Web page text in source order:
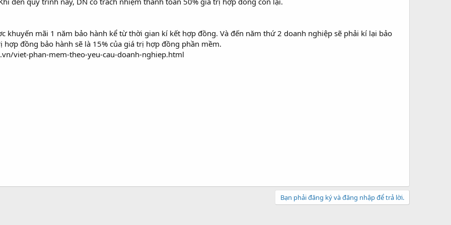
khuyến mãi 1 năm bảo hành kể từ thời gian kí kết hợp đồng. Và đến năm thứ 2 doanh nghiệp sẽ phải kí lại bảo
đồng bảo hành sẽ là 15% của giá trị hợp đồng phần mềm.
viet-phan-mem-theo-yeu-cau-doanh-nghiep.html
Bạn phải đăng ký và đăng nhập để trả lời.